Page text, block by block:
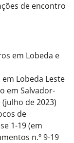
de encontro
em Lobeda e
Lobeda Leste
em Salvador-
de 2023)
de
1-19 (em
n.º 9-19